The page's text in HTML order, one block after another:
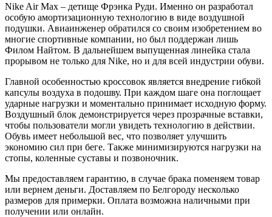
Nike Air Max – детище Фрэнка Руди. Именно он разработал
особую амортизационную технологию в виде воздушной
подушки. Авиаинженер обратился со своим изобретением во
многие спортивные компании, но был поддержан лишь
Филом Найтом. В дальнейшем выпущенная линейка стала
прорывом не только для Nike, но и для всей индустрии обуви.
Главной особенностью кроссовок является внедрение гибкой
капсулы воздуха в подошву. При каждом шаге она поглощает
ударные нагрузки и моментально принимает исходную форму.
Воздушный блок демонстрируется через прозрачные вставки,
чтобы пользователи могли увидеть технологию в действии.
Обувь имеет небольшой вес, что позволяет улучшить
экономию сил при беге. Также минимизируются нагрузки на
стопы, коленные суставы и позвоночник.
Мы предоставляем гарантию, в случае брака поменяем товар
или вернем деньги. Доставляем по Белгороду несколько
размеров для примерки. Оплата возможна наличными при
получении или онлайн.